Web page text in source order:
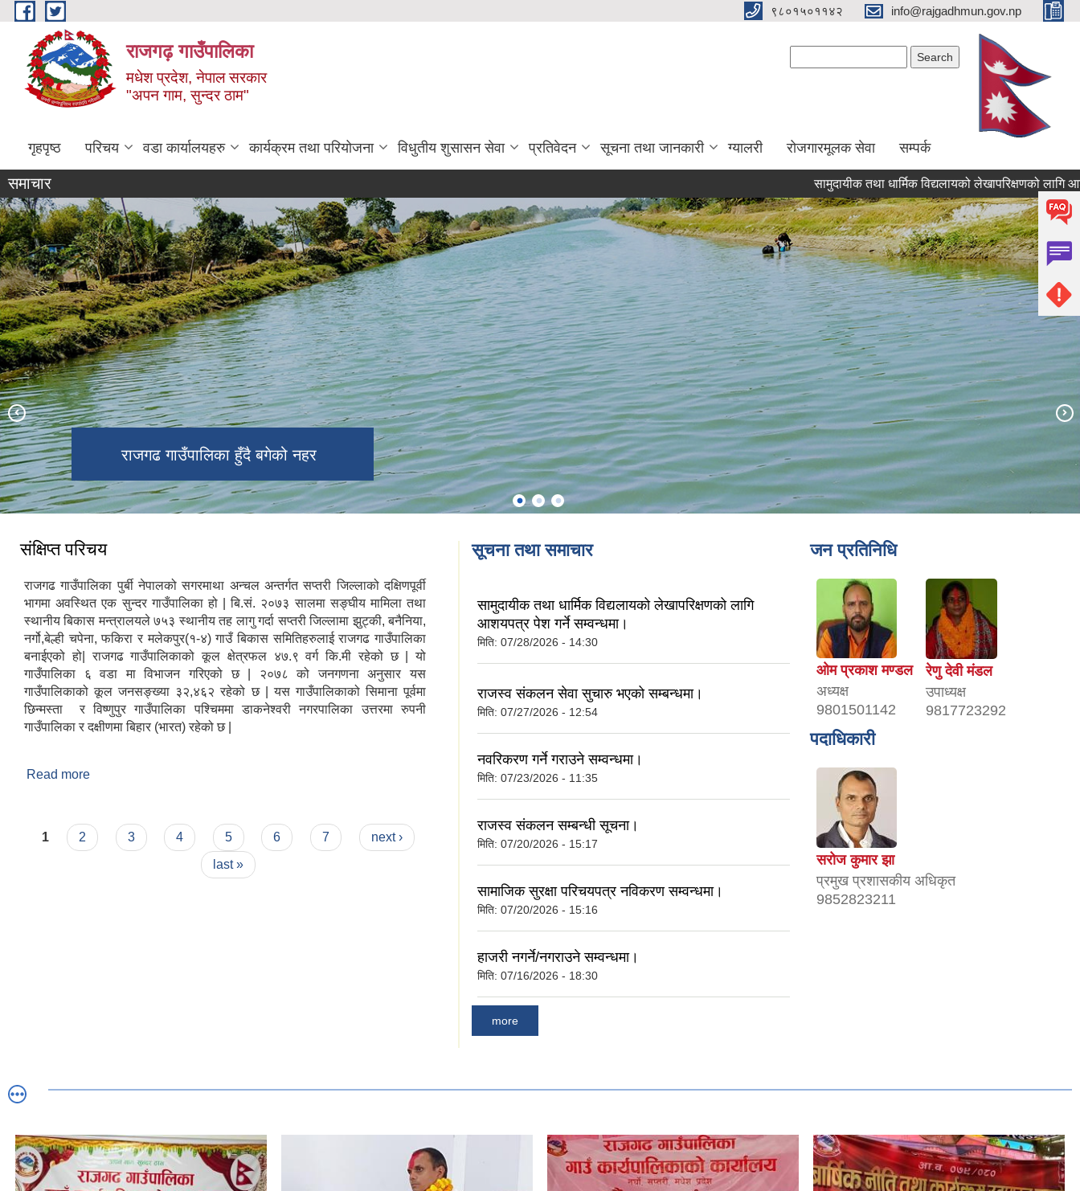
Skip to main content ९८०१५०११४२ info@rajgadhmun.gov.np
राजगढ़ गाउँपालिका
मधेश प्रदेश, नेपाल सरकार
"अपन गाम, सुन्दर ठाम"
गृहपृष्ठ परिचय वडा कार्यालयहरु कार्यक्रम तथा परियोजना विधुतीय शुसासन सेवा प्रतिवेदन सूचना तथा जानकारी ग्यालरी रोजगारमूलक सेवा सम्पर्क
समाचार सामुदायीक तथा धार्मिक विद्यलायको लेखापरिक्षणको लागि आशयपत्र
राजगढ गाउँपालिका हुँदै बगेको नहर
राजगढ गाउँपालिकाको प्रशासनीक भवन
रामजानकी मन्दिर तथा शनी मन्दिर
संक्षिप्त परिचय
राजगढ गाउँपालिका पुर्बी नेपालको सगरमाथा अन्चल अन्तर्गत सप्तरी जिल्लाको दक्षिणपूर्वी
भागमा अवस्थित एक सुन्दर गाउँपालिका हो | बि.सं. २०७३ सालमा सङ्घीय मामिला तथा
स्थानीय बिकास मन्त्रालयले ७५३ स्थानीय तह लागु गर्दा सप्तरी जिल्लामा झुट्की, बनैनिया,
नर्गो,बेल्ही चपेना, फकिरा र मलेकपुर(१-४) गाउँ बिकास समितिहरुलाई राजगढ गाउँपालिका
बनाईएको हो| राजगढ गाउँपालिकाको कूल क्षेत्रफल ४७.९ वर्ग कि.मी रहेको छ | यो
गाउँपालिका ६ वडा मा विभाजन गरिएको छ | २०७८ को जनगणना अनुसार यस
गाउँपालिकाको कूल जनसङ्ख्या ३२,४६२ रहेको छ | यस गाउँपालिकाको सिमाना पूर्वमा
छिन्मस्ता र विष्णुपुर गाउँपालिका पश्चिममा डाकनेश्वरी नगरपालिका उत्तरमा रुपनी
गाउँपालिका र दक्षीणमा बिहार (भारत) रहेको छ |
Read more
Pages
1 2 3 4 5 6 7
next ›
last »
सूचना तथा समाचार
सामुदायीक तथा धार्मिक विद्यलायको लेखापरिक्षणको लागि
आशयपत्र पेश गर्ने सम्वन्धमा।
मिति: 07/28/2026 - 14:30
राजस्व संकलन सेवा सुचारु भएको सम्बन्धमा।
मिति: 07/27/2026 - 12:54
नवरिकरण गर्ने गराउने सम्वन्धमा।
मिति: 07/23/2026 - 11:35
राजस्व संकलन सम्बन्धी सूचना।
मिति: 07/20/2026 - 15:17
सामाजिक सुरक्षा परिचयपत्र नविकरण सम्वन्धमा।
मिति: 07/20/2026 - 15:16
हाजरी नगर्ने/नगराउने सम्वन्धमा।
मिति: 07/16/2026 - 18:30
more
जन प्रतिनिधि
ओम प्रकाश मण्डल
अध्यक्ष
9801501142
रेणु देवी मंडल
उपाध्यक्ष
9817723292
पदाधिकारी
सरोज कुमार झा
प्रमुख प्रशासकीय अधिकृत
9852823211